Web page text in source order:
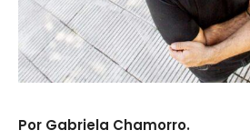
Por Gabriela Chamorro.